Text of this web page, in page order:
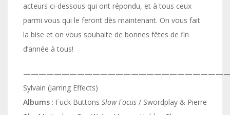
acteurs ci-dessous qui ont répondu, et à tous ceux
parmi vous qui le feront dès maintenant. On vous fait
la bise et on vous souhaite de bonnes fêtes de fin
d’année à tous!
Sylvain (Jarring Effects)
Albums : Fuck Buttons Slow Focus / Swordplay & Pierre